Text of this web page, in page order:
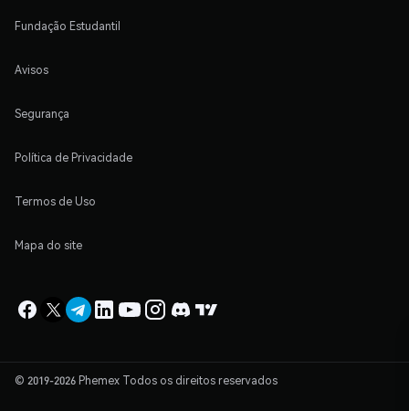
Fundação Estudantil
Avisos
Segurança
Política de Privacidade
Termos de Uso
Mapa do site
© 2019-2026 Phemex Todos os direitos reservados